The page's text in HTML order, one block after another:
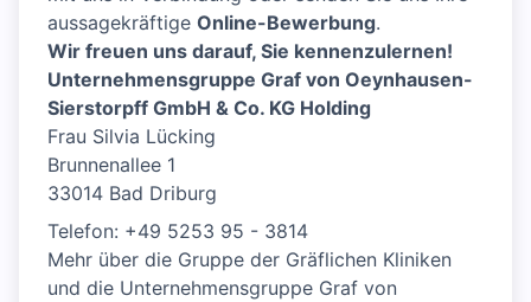
aussagekräftige Online-Bewerbung.
Wir freuen uns darauf, Sie kennenzulernen!
Unternehmensgruppe Graf von Oeynhausen-
Sierstorpff GmbH & Co. KG Holding
Frau Silvia Lücking
Brunnenallee 1
33014 Bad Driburg
Telefon: +49 5253 95 - 3814
Mehr über die Gruppe der Gräflichen Kliniken
und die Unternehmensgruppe Graf von